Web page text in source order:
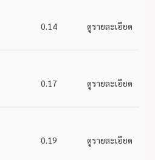
0.14 ดูรายละเอียด
0.17 ดูรายละเอียด
0.19 ดูรายละเอียด